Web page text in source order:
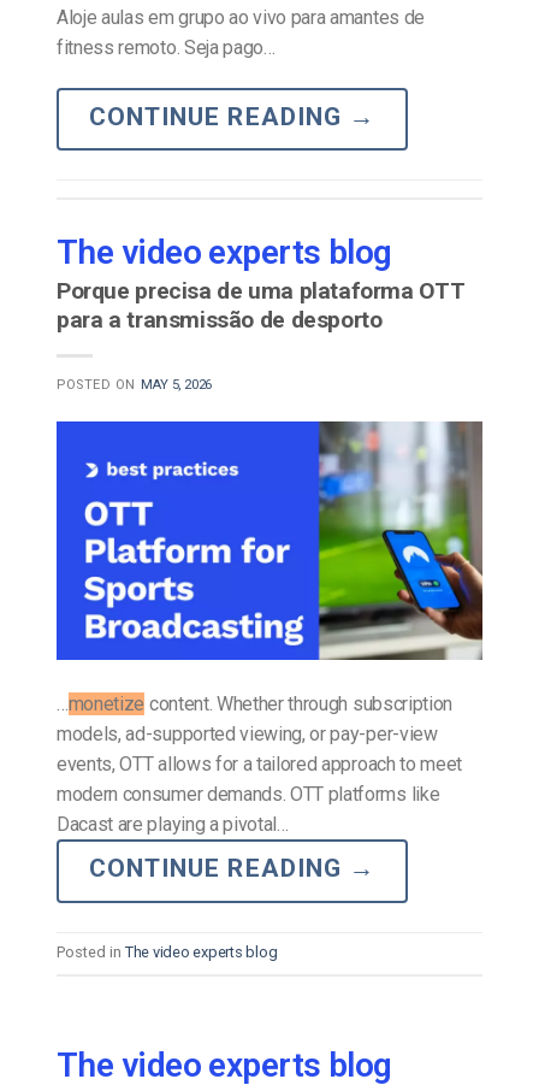
Aloje aulas em grupo ao vivo para amantes de
fitness remoto. Seja pago…
CONTINUE READING →
The video experts blog
Porque precisa de uma plataforma OTT
para a transmissão de desporto
POSTED ON MAY 5, 2026
…monetize content. Whether through subscription
models, ad-supported viewing, or pay-per-view
events, OTT allows for a tailored approach to meet
modern consumer demands. OTT platforms like
Dacast are playing a pivotal…
CONTINUE READING →
Posted in The video experts blog
The video experts blog